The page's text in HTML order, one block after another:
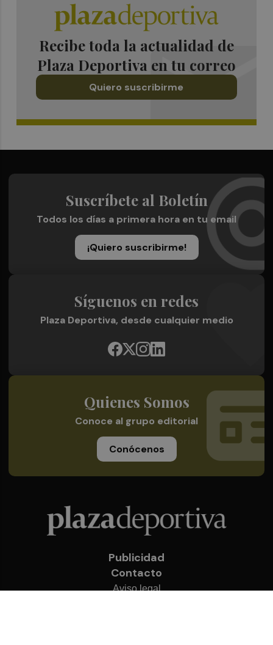
Recibe toda la actualidad de
Plaza Deportiva en tu correo
Quiero suscribirme
Suscríbete al Boletín
Todos los días a primera hora en tu email
¡Quiero suscribirme!
Síguenos en redes
Plaza Deportiva, desde cualquier medio
Quienes Somos
Conoce al grupo editorial
Conócenos
Publicidad
Contacto
Aviso legal